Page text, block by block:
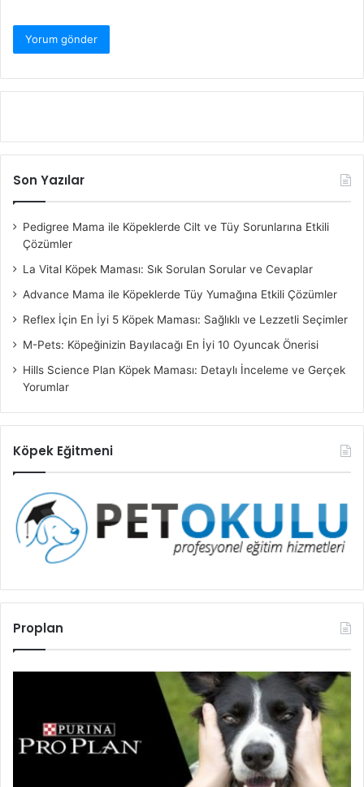
Son Yazılar
Pedigree Mama ile Köpeklerde Cilt ve Tüy Sorunlarına Etkili
Çözümler
La Vital Köpek Maması: Sık Sorulan Sorular ve Cevaplar
Advance Mama ile Köpeklerde Tüy Yumağına Etkili Çözümler
Reflex İçin En İyi 5 Köpek Maması: Sağlıklı ve Lezzetli Seçimler
M-Pets: Köpeğinizin Bayılacağı En İyi 10 Oyuncak Önerisi
Hills Science Plan Köpek Maması: Detaylı İnceleme ve Gerçek
Yorumlar
Köpek Eğitmeni
Proplan